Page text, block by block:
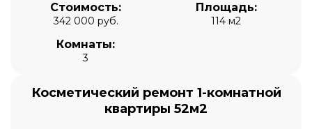
Стоимость:
342 000 руб.
Площадь:
114 м2
Комнаты:
3
Косметический ремонт 1-комнатной
квартиры 52м2